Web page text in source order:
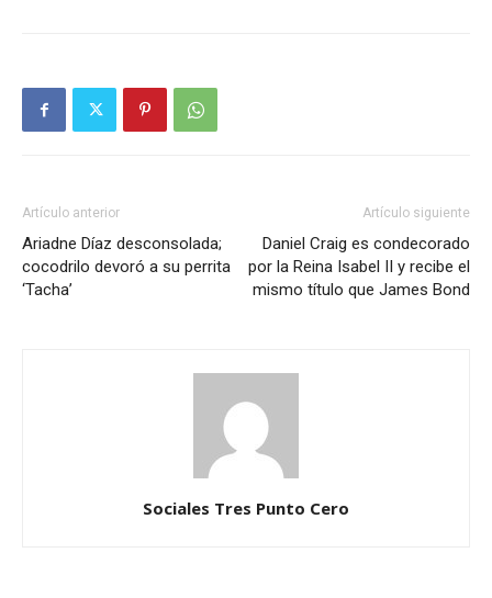
Artículo anterior
Ariadne Díaz desconsolada;
cocodrilo devoró a su perrita
‘Tacha’
Artículo siguiente
Daniel Craig es condecorado
por la Reina Isabel II y recibe el
mismo título que James Bond
Sociales Tres Punto Cero